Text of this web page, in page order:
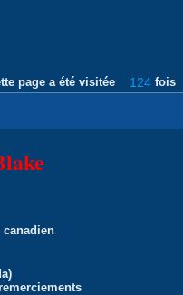
page a été visitée 124 fois